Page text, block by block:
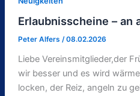
Erlaubnisscheine – an
Peter Alfers /08.02.2026
Liebe Vereinsmitglieder,der
wir besser und es wird
locken, der Reiz, angeln zu